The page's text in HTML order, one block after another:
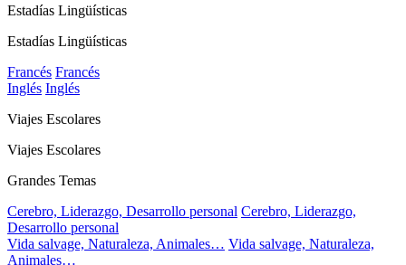
Estadías Lingüísticas
Estadías Lingüísticas
Francés Francés
Inglés Inglés
Viajes Escolares
Viajes Escolares
Grandes Temas
Cerebro, Liderazgo, Desarrollo personal Cerebro, Liderazgo,
Desarrollo personal
Vida salvage, Naturaleza, Animales… Vida salvage, Naturaleza,
Animales…